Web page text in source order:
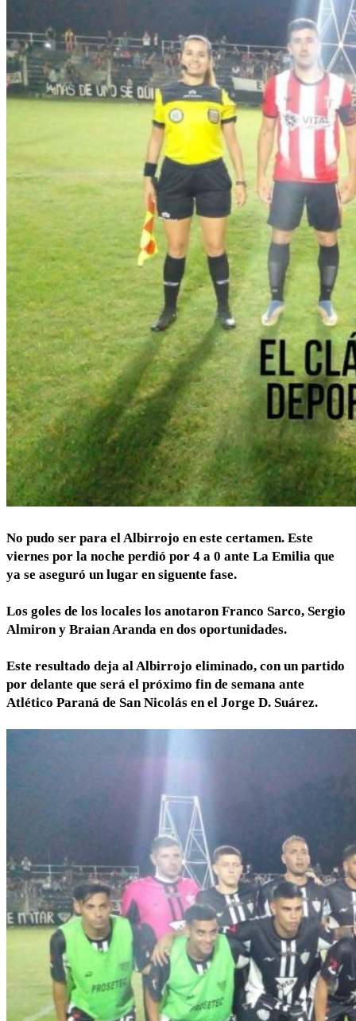
No pudo ser para el Albirrojo en este certamen. Este
viernes por la noche perdió por 4 a 0 ante La Emilia que
ya se aseguró un lugar en siguente fase.
Los goles de los locales los anotaron Franco Sarco, Sergio
Almiron y Braian Aranda en dos oportunidades.
Este resultado deja al Albirrojo eliminado, con un partido
por delante que será el próximo fin de semana ante
Atlético Paraná de San Nicolás en el Jorge D. Suárez.